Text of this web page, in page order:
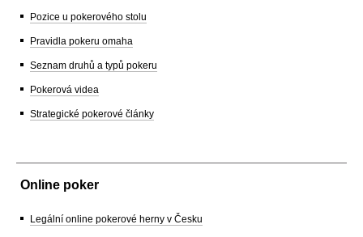
Pozice u pokerového stolu
Pravidla pokeru omaha
Seznam druhů a typů pokeru
Pokerová videa
Strategické pokerové články
Online poker
Legální online pokerové herny v Česku